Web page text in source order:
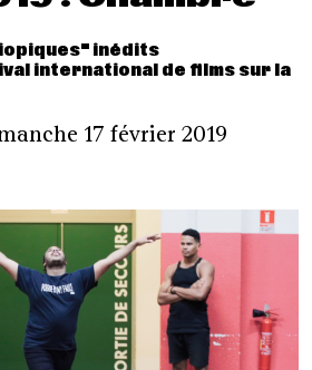
inédits
international de films sur la
17 février 2019